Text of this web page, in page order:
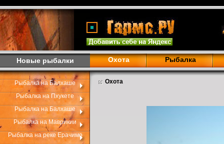
Новые рыбалки Охота Рыбалка
Рыбалка на Балхаше
Рыбалка на Пхукете
Рыбалка на Балхаше
Рыбалка на Маврикии
Рыбалка на реке Ерачимо
Охота